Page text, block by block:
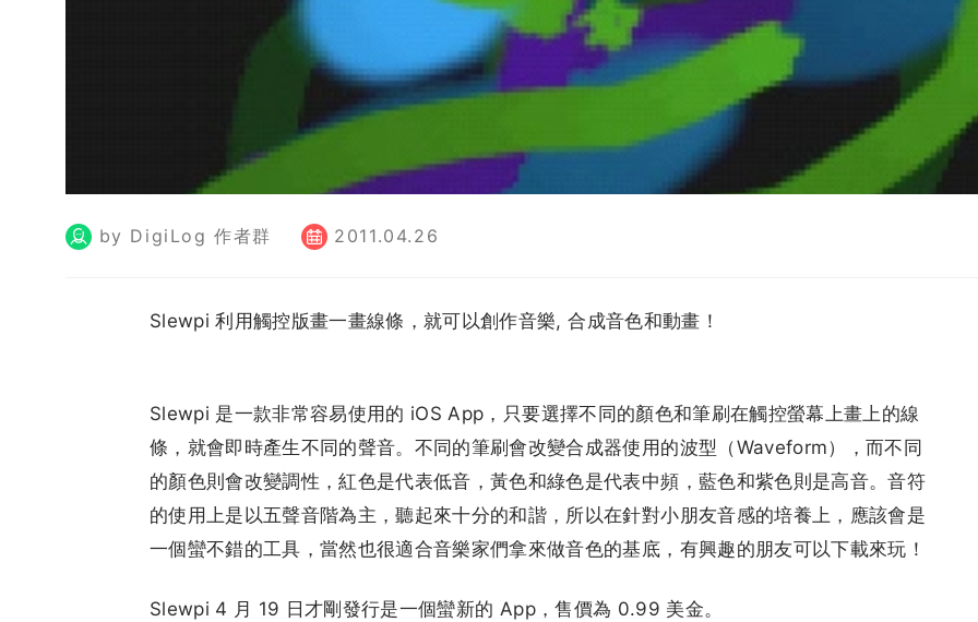
by DigiLog 作者群 2011.04.26
Slewpi 利用觸控版畫一畫線條，就可以創作音樂, 合成音色和動畫！
Slewpi 是一款非常容易使用的 iOS App，只要選擇不同的顏色和筆刷在觸控螢幕上畫上的線
條，就會即時產生不同的聲音。不同的筆刷會改變合成器使用的波型（Waveform），而不同
的顏色則會改變調性，紅色是代表低音，黃色和綠色是代表中頻，藍色和紫色則是高音。音符
的使用上是以五聲音階為主，聽起來十分的和諧，所以在針對小朋友音感的培養上，應該會是
一個蠻不錯的工具，當然也很適合音樂家們拿來做音色的基底，有興趣的朋友可以下載來玩！
Slewpi 4 月 19 日才剛發行是一個蠻新的 App，售價為 0.99 美金。